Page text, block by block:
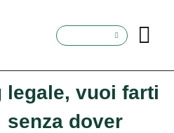
legale, vuoi farti
dover